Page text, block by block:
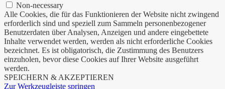
Non-necessary
Alle Cookies, die für das Funktionieren der Website nicht zwingend
erforderlich sind und speziell zum Sammeln personenbezogener
Benutzerdaten über Analysen, Anzeigen und andere eingebettete
Inhalte verwendet werden, werden als nicht erforderliche Cookies
bezeichnet. Es ist obligatorisch, die Zustimmung des Benutzers
einzuholen, bevor diese Cookies auf Ihrer Website ausgeführt
werden.
SPEICHERN & AKZEPTIEREN
Zur Werkzeugleiste springen